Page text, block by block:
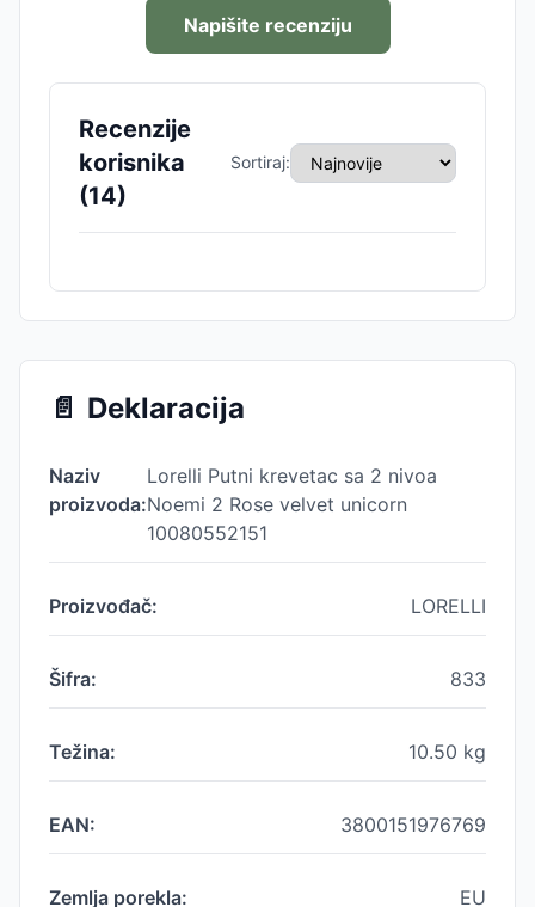
Napišite recenziju
Recenzije
korisnika
(14)
Sortiraj:
📄 Deklaracija
Naziv
proizvoda:
Lorelli Putni krevetac sa 2 nivoa
Noemi 2 Rose velvet unicorn
10080552151
Proizvođač: LORELLI
Šifra: 833
Težina: 10.50 kg
EAN: 3800151976769
Zemlja porekla: EU